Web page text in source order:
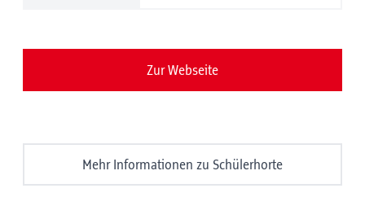
Zur Webseite
Mehr Informationen zu Schülerhorte